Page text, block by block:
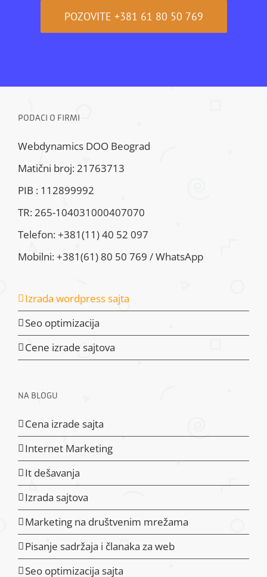
POZOVITE +381 61 80 50 769
PODACI O FIRMI
Webdynamics DOO Beograd
Matični broj: 21763713
PIB : 112899992
TR: 265-104031000407070
Telefon: +381(11) 40 52 097
Mobilni: +381(61) 80 50 769 / WhatsApp
Izrada wordpress sajta
Seo optimizacija
Cene izrade sajtova
NA BLOGU
Cena izrade sajta
Internet Marketing
It dešavanja
Izrada sajtova
Marketing na društvenim mrežama
Pisanje sadržaja i članaka za web
Seo optimizacija sajta